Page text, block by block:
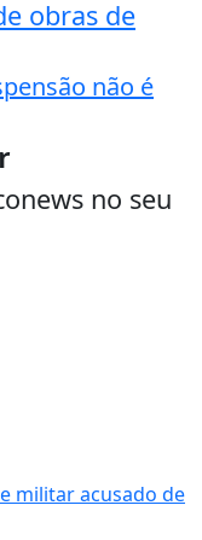
obras de
não é
no seu